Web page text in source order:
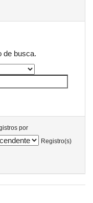
de busca.
por
Registro(s)